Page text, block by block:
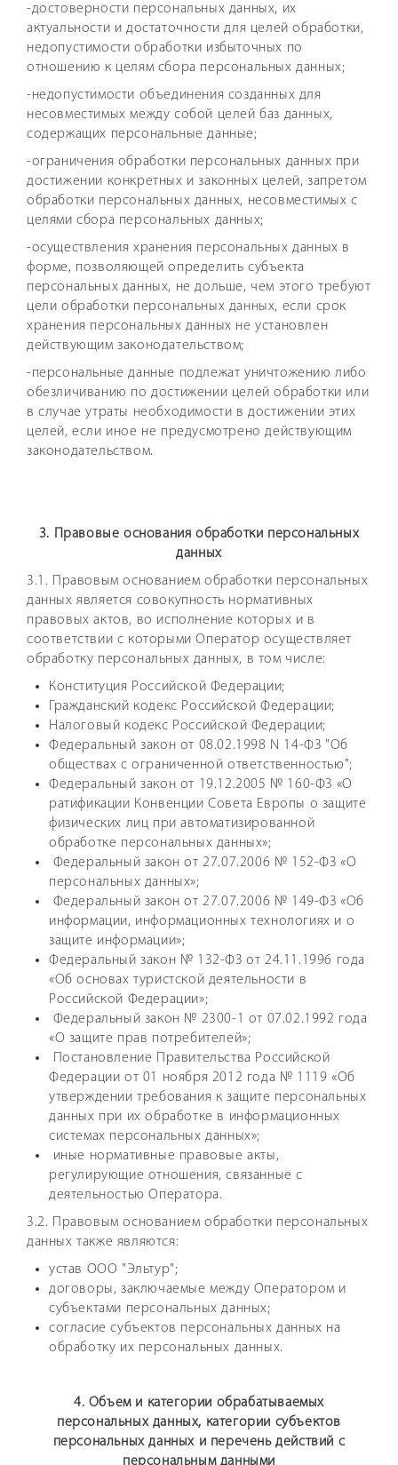
-достоверности персональных данных, их
актуальности и достаточности для целей обработки,
недопустимости обработки избыточных по
отношению к целям сбора персональных данных;
-недопустимости объединения созданных для
несовместимых между собой целей баз данных,
содержащих персональные данные;
-ограничения обработки персональных данных при
достижении конкретных и законных целей, запретом
обработки персональных данных, несовместимых с
целями сбора персональных данных;
-осуществления хранения персональных данных в
форме, позволяющей определить субъекта
персональных данных, не дольше, чем этого требуют
цели обработки персональных данных, если срок
хранения персональных данных не установлен
действующим законодательством;
-персональные данные подлежат уничтожению либо
обезличиванию по достижении целей обработки или
в случае утраты необходимости в достижении этих
целей, если иное не предусмотрено действующим
законодательством.
3. Правовые основания обработки персональных
данных
3.1. Правовым основанием обработки персональных
данных является совокупность нормативных
правовых актов, во исполнение которых и в
соответствии с которыми Оператор осуществляет
обработку персональных данных, в том числе:
Конституция Российской Федерации;
Гражданский кодекс Российской Федерации;
Налоговый кодекс Российской Федерации;
Федеральный закон от 08.02.1998 N 14-ФЗ "Об
обществах с ограниченной ответственностью";
Федеральный закон от 19.12.2005 № 160-ФЗ «О
ратификации Конвенции Совета Европы о защите
физических лиц при автоматизированной
обработке персональных данных»;
Федеральный закон от 27.07.2006 № 152-ФЗ «О
персональных данных»;
Федеральный закон от 27.07.2006 № 149-ФЗ «Об
информации, информационных технологиях и о
защите информации»;
Федеральный закон № 132-ФЗ от 24.11.1996 года
«Об основах туристской деятельности в
Российской Федерации»;
Федеральный закон № 2300-1 от 07.02.1992 года
«О защите прав потребителей»;
Постановление Правительства Российской
Федерации от 01 ноября 2012 года № 1119 «Об
утверждении требования к защите персональных
данных при их обработке в информационных
системах персональных данных»;
иные нормативные правовые акты,
регулирующие отношения, связанные с
деятельностью Оператора.
3.2. Правовым основанием обработки персональных
данных также являются:
устав ООО "Эльтур";
договоры, заключаемые между Оператором и
субъектами персональных данных;
согласие субъектов персональных данных на
обработку их персональных данных.
4. Объем и категории обрабатываемых
персональных данных, категории субъектов
персональных данных и перечень действий с
персональным данными